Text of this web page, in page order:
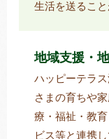
生活を送るこ
地域支援・
ハッピーテラ
さまの育ちや
療・福祉・教
ビス等と連携